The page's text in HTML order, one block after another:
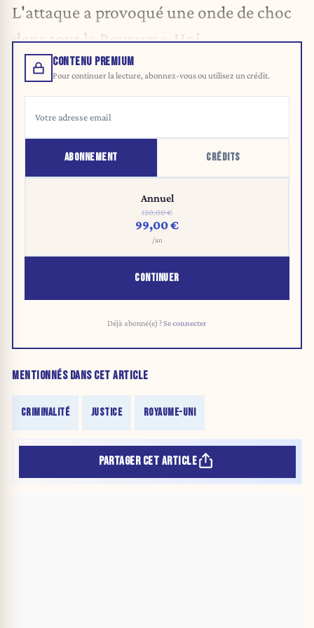
L'attaque a provoqué une onde de choc
dans tout le Royaume-Uni.
CONTENU PREMIUM
Pour continuer la lecture, abonnez-vous ou utilisez un crédit.
ABONNEMENT CRÉDITS
Annuel
120,00 €
99,00 €
/an
CONTINUER
Déjà abonné(e) ?Se connecter
MENTIONNÉS DANS CET ARTICLE
CRIMINALITÉ JUSTICE ROYAUME-UNI
PARTAGER CET ARTICLE